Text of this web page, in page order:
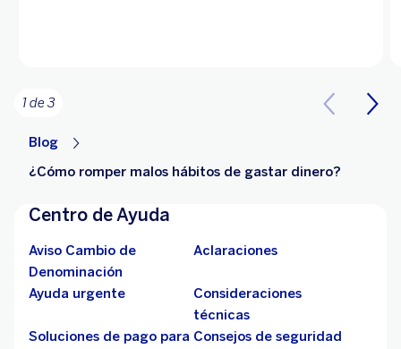
1 de 3
Blog
¿Cómo romper malos hábitos de gastar dinero?
Centro de Ayuda
Aviso Cambio de
Denominación
Aclaraciones
Ayuda urgente
Consideraciones
técnicas
Soluciones de pago para Consejos de seguridad